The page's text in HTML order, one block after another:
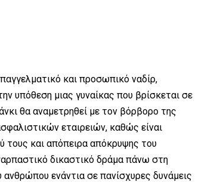
και προσωπικό ναδίρ,
υπόθεση μιας γυναίκας που βρίσκεται σε
θα αναμετρηθεί με τον βόρβορο της
εταιρειών, καθώς είναι
τους και απόπειρα απόκρυψης του
δικαστικό δράμα πάνω στη
ενάντια σε πανίσχυρες δυνάμεις